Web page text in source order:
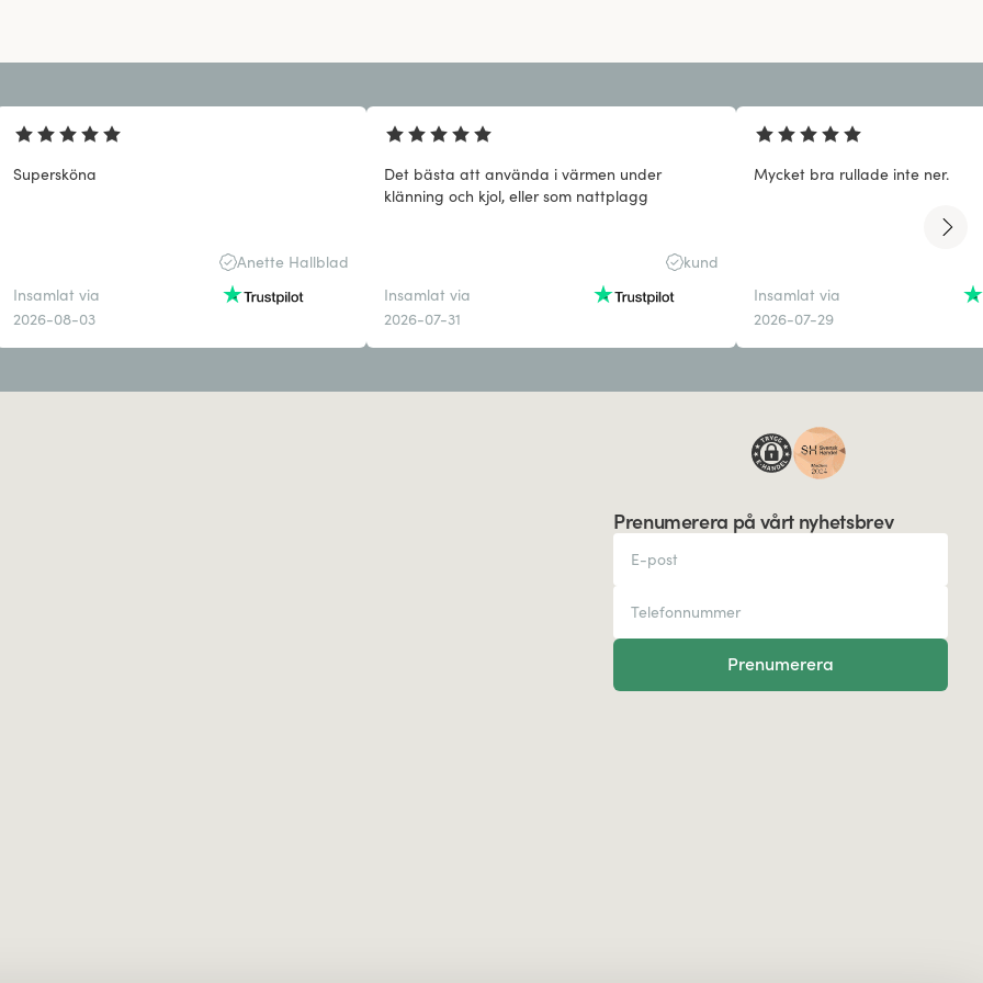
Supersköna
Anette Hallblad
Insamlat via
2026-08-03
Det bästa att använda i värmen under
klänning och kjol, eller som nattplagg
kund
Insamlat via
2026-07-31
Mycket bra rullade inte ner.
Insamlat via
2026-07-29
Prenumerera på vårt nyhetsbrev
Prenumerera